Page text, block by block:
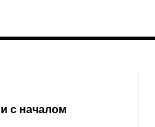
с началом